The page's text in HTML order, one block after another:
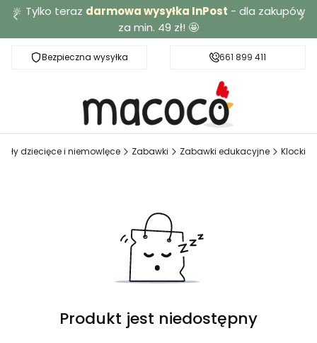
🔆 Tylko teraz darmowa wysyłka InPost - dla zakupów
za min. 49 zł! 🤩
Bezpieczna wysyłka Darmowa dostawa od 49 zł
661 899 411
dziecięce i niemowlęce Zabawki Zabawki edukacyjne Klocki
Produkt jest niedostępny